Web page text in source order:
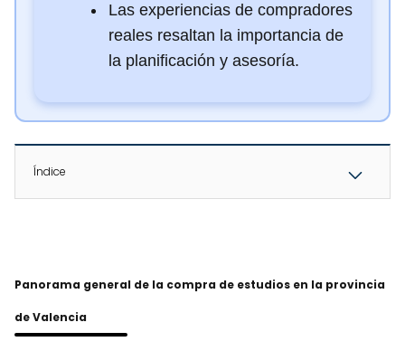
Las experiencias de compradores
reales resaltan la importancia de
la planificación y asesoría.
Índice
Panorama general de la compra de estudios en la provincia
de Valencia